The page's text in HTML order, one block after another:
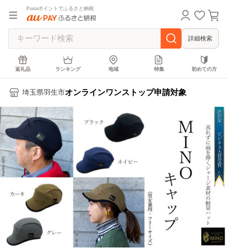
Pontaポイントでふるさと納税
詳細検索
返礼品 ランキング 地域 特集 初めての方
埼玉県羽生市オンラインワンストップ申請対象